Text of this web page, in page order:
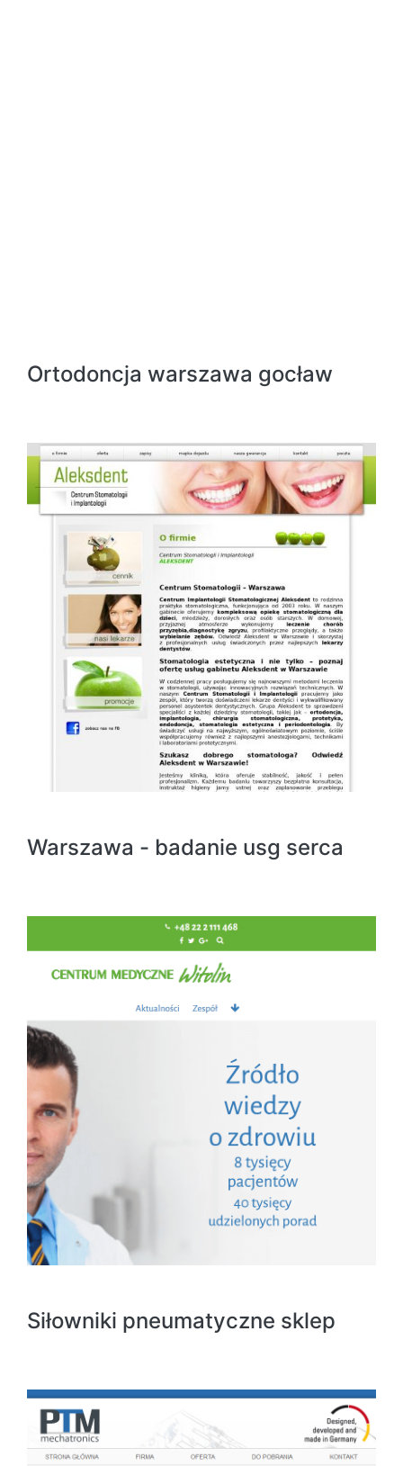
Ortodoncja warszawa gocław
Warszawa - badanie usg serca
Siłowniki pneumatyczne sklep